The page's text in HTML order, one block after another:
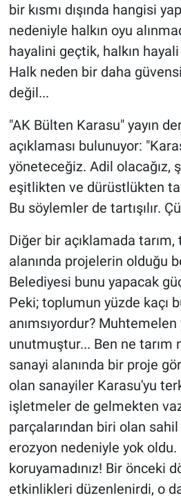
bir kısmı dışında hangisi
nedeniyle halkın oyu
hayalini geçtik, halkın
Halk neden bir daha
değil...
"AK Bülten Karasu" yayın
açıklaması bulunuyor:
yöneteceğiz. Adil olacağız,
eşitlikten ve dürüstlükten
Bu söylemler de tartışılır.
Diğer bir açıklamada
alanında projelerin olduğu
Belediyesi bunu yapacak
Peki; toplumun yüzde kaçı
anımsıyordur?
unutmuştur... Ben ne tarım
sanayi alanında bir proje
olan sanayiler Karasu'yu
işletmeler de gelmekten
parçalarından biri olan
erozyon nedeniyle yok oldu.
koruyamadınız! Bir önceki
etkinlikleri düzenlenirdi, o